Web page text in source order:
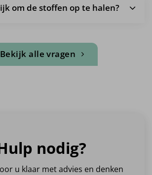
om de stoffen op te halen?
Bekijk alle vragen
nodig?
u klaar met advies en denken